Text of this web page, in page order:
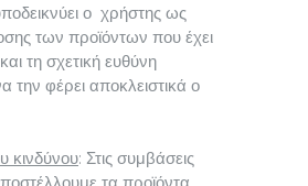
ο χρήστης ως
των προϊόντων που έχει
τη σχετική ευθύνη
την φέρει αποκλειστικά ο
κινδύνου: Στις συμβάσεις